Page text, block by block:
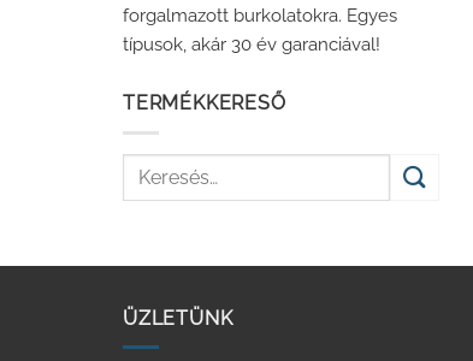
forgalmazott burkolatokra. Egyes
típusok, akár 30 év garanciával!
TERMÉKKERESŐ
Keresés
ÜZLETÜNK